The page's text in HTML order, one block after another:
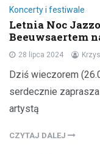
Koncerty i festiwale
Letnia Noc
Beeuwsaertem
28 lipca 2024
Dziś wieczorem
serdecznie
artystą
CZYTAJ DALEJ